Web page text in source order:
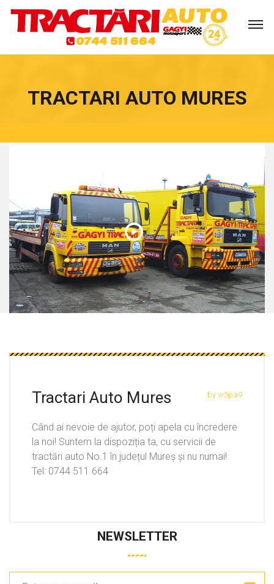
TRACTARI AUTO MURES
Tractari Auto Mures by w5pa9
Când ai nevoie de ajutor, poți apela cu încredere
la noi! Suntem la dispoziția ta, cu servicii de
tractări auto No.1 în județul Mureș și nu numai!
Tel: 0744 511 664
NEWSLETTER